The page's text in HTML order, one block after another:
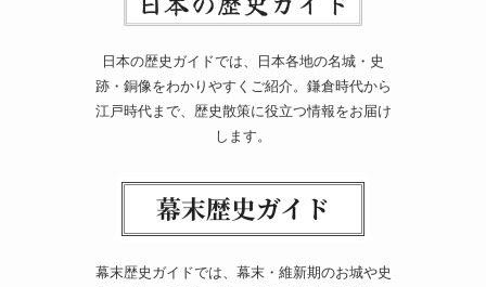
日本の歴史ガイドでは、日本各地の名城・史
跡・銅像をわかりやすくご紹介。鎌倉時代から
江戸時代まで、歴史散策に役立つ情報をお届け
します。
幕末歴史ガイドでは、幕末・維新期のお城や史